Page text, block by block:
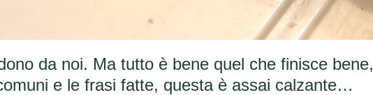
da noi. Ma tutto è bene quel che finisce bene,
e le frasi fatte, questa è assai calzante…